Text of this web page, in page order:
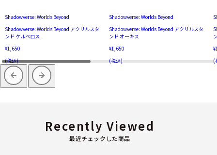
Shadowverse: Worlds Beyond
Shadowverse: Worlds Beyond アクリルスタ
ンド ケルベロス
¥1,650
(税込)
Shadowverse: Worlds Beyond
Shadowverse: Worlds Beyond アクリルスタ
ンド オーキス
¥1,650
(税込)
(
最近チェックした商品
Recently Viewed